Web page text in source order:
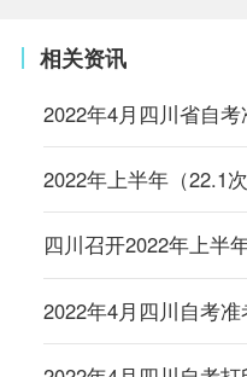
相关资讯
2022年4月四川省自
2022年4月四川自考